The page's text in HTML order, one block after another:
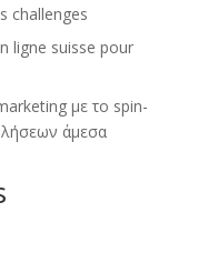
challenges
ligne suisse pour
με το spin-
άμεσα